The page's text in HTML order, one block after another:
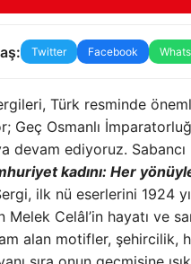
Twitter Facebook
Türk resminde
Geç Osmanlı
devam ediyoruz. Sabancı
kadını: Her
ilk nü eserlerini 1924
Celâl’in hayatı ve
alan motifler, şehircilik,